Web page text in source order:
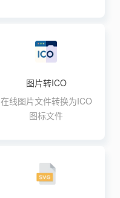
图片转ICO
在线图片文件转换为ICO
图标文件